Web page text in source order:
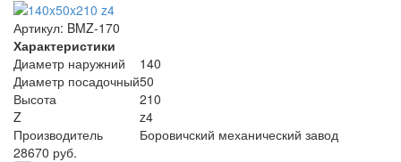
Артикул: BMZ-170
Характеристики
Диаметр наружний
140
Диаметр посадочный50
Высота
210
Z
z4
Производитель
Боровичский механический завод
28670 руб.